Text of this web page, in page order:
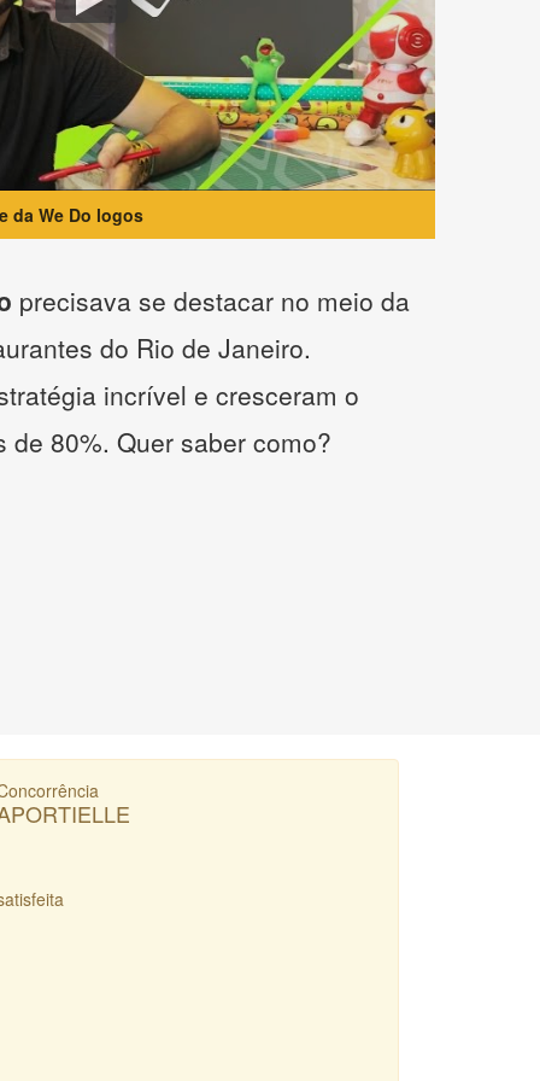
da We Do logos
precisava se destacar no meio da
do Rio de Janeiro.
incrível e cresceram o
de 80%. Quer saber como?